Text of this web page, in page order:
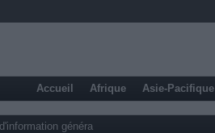
Accueil Afrique Asie-Pacifique
généra